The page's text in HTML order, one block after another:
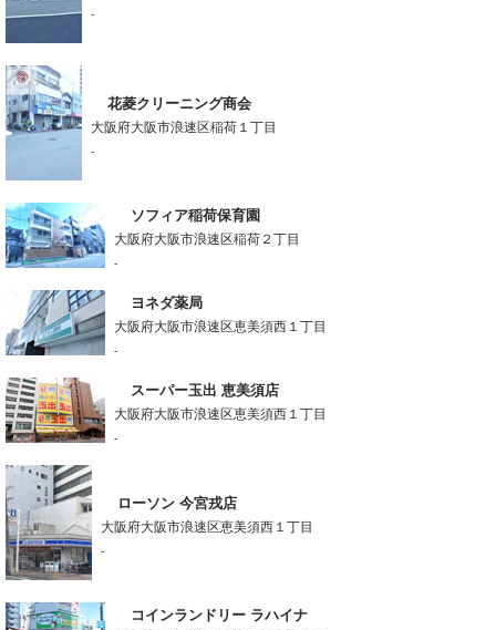
-
花菱クリーニング商会
大阪府大阪市浪速区稲荷１丁目
-
ソフィア稲荷保育園
大阪府大阪市浪速区稲荷２丁目
-
ヨネダ薬局
大阪府大阪市浪速区恵美須西１丁目
-
スーパー玉出 恵美須店
大阪府大阪市浪速区恵美須西１丁目
-
ローソン 今宮戎店
大阪府大阪市浪速区恵美須西１丁目
-
コインランドリー ラハイナ